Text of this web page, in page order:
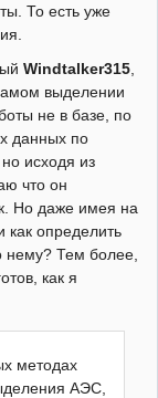
То есть уже
Windtalker315,
выделении
не в базе, по
данных по
исходя из
что он
Но даже имея на
как определить
нему? Тем более,
как я
методах
АЭС,